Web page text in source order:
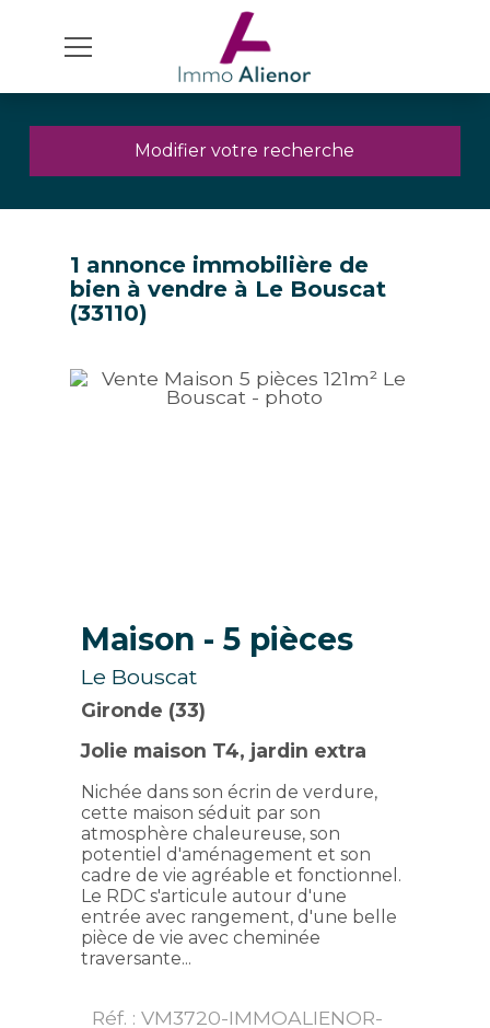
Modifier votre recherche
1 annonce immobilière de
bien à vendre à Le Bouscat
(33110)
Maison - 5 pièces
Le Bouscat
Gironde (33)
Jolie maison T4, jardin extra
Nichée dans son écrin de verdure,
cette maison séduit par son
atmosphère chaleureuse, son
potentiel d'aménagement et son
cadre de vie agréable et fonctionnel.
Le RDC s'articule autour d'une
entrée avec rangement, d'une belle
pièce de vie avec cheminée
traversante...
Réf. : VM3720-IMMOALIENOR-